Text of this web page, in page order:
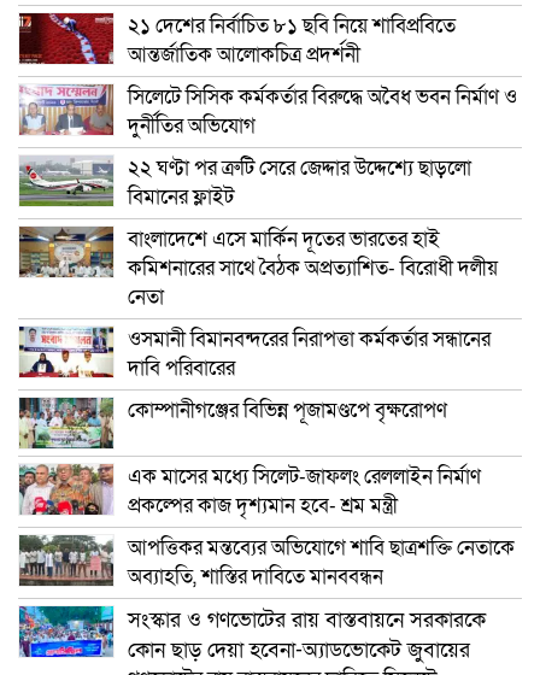
২১ দেশের নির্বাচিত ৮১ ছবি নিয়ে শাবিপ্রবিতে
আন্তর্জাতিক আলোকচিত্র প্রদর্শনী
সিলেটে সিসিক কর্মকর্তার বিরুদ্ধে অবৈধ ভবন নির্মাণ ও
দুর্নীতির অভিযোগ
২২ ঘণ্টা পর ত্রুটি সেরে জেদ্দার উদ্দেশ্যে ছাড়লো
বিমানের ফ্লাইট
বাংলাদেশে এসে মার্কিন দূতের ভারতের হাই
কমিশনারের সাথে বৈঠক অপ্রত্যাশিত- বিরোধী দলীয়
নেতা
ওসমানী বিমানবন্দরের নিরাপত্তা কর্মকর্তার সন্ধানের
দাবি পরিবারের
কোম্পানীগঞ্জের বিভিন্ন পূজামণ্ডপে বৃক্ষরোপণ
এক মাসের মধ্যে সিলেট-জাফলং রেললাইন নির্মাণ
প্রকল্পের কাজ দৃশ্যমান হবে- শ্রম মন্ত্রী
আপত্তিকর মন্তব্যের অভিযোগে শাবি ছাত্রশক্তি নেতাকে
অব্যাহতি, শাস্তির দাবিতে মানববন্ধন
সংস্কার ও গণভোটের রায় বাস্তবায়নে সরকারকে
কোন ছাড় দেয়া হবেনা-অ্যাডভোকেট জুবায়ের